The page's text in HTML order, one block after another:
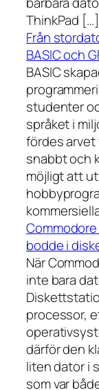
ThinkPad […]
Från
BASIC och
BASIC
studenter
språket i
fördes arvet
snabbt och
möjligt att
bodde i
När
inte bara
processor,
därför den
liten dator i
som var